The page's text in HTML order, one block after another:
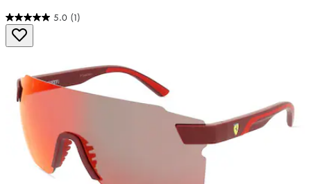
5.0 (1)
5.0
von
5
Bewertung